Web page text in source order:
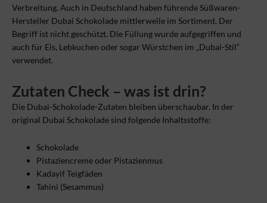
Verbreitung. Auch in Deutschland haben führende Süßwaren-
Hersteller Dubai Schokolade mittlerweile im Sortiment. Der
Begriff ist nicht geschützt. Die Füllung wurde aufgegriffen und
auch für Eis, Lebkuchen oder sogar Würstchen im „Dubai-Stil“
verwendet.
Zutaten Check – was ist drin?
Die Dubai-Schokolade-Zutaten bleiben überschaubar. In der
original Dubai Schokolade sind folgende Inhaltsstoffe:
Schokolade
Pistaziencreme oder Pistazienmus
Kadayif Teigfäden
Tahini (Sesammus)